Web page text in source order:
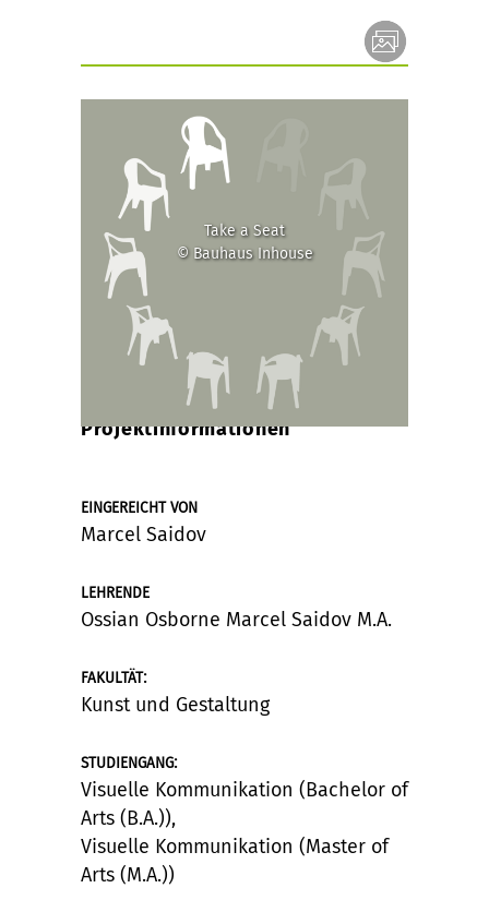
Take a Seat
© Bauhaus Inhouse
Projektinformationen
EINGEREICHT VON
Marcel Saidov
LEHRENDE
Ossian Osborne Marcel Saidov M.A.
FAKULTÄT:
Kunst und Gestaltung
STUDIENGANG:
Visuelle Kommunikation (Bachelor of
Arts (B.A.)),
Visuelle Kommunikation (Master of
Arts (M.A.))